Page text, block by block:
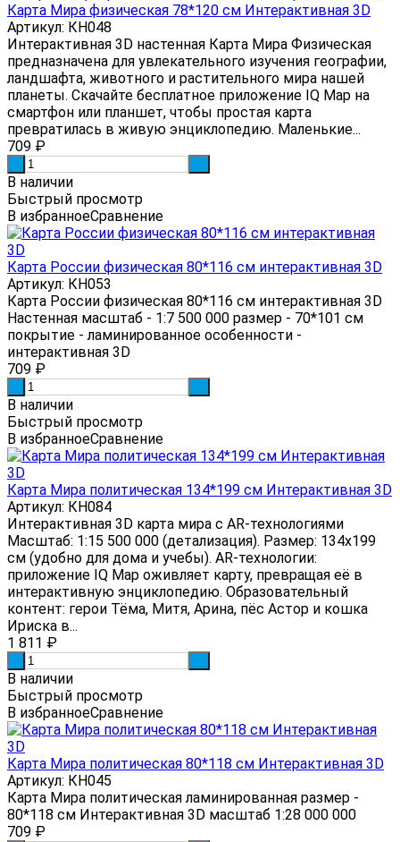
Карта Мира физическая 78*120 см Интерактивная 3D
Артикул: КН048
Интерактивная 3D настенная Карта Мира Физическая
предназначена для увлекательного изучения географии,
ландшафта, животного и растительного мира нашей
планеты. Скачайте бесплатное приложение IQ Map на
смартфон или планшет, чтобы простая карта
превратилась в живую энциклопедию. Маленькие...
709 ₽
В наличии
Быстрый просмотр
В избранноеСравнение
Карта России физическая 80*116 см интерактивная 3D
Артикул: КН053
Карта России физическая 80*116 см интерактивная 3D
Настенная масштаб - 1:7 500 000 размер - 70*101 см
покрытие - ламинированное особенности -
интерактивная 3D
709 ₽
В наличии
Быстрый просмотр
В избранноеСравнение
Карта Мира политическая 134*199 см Интерактивная 3D
Артикул: КН084
Интерактивная 3D карта мира с AR-технологиями
Масштаб: 1:15 500 000 (детализация). Размер: 134x199
см (удобно для дома и учебы). AR-технологии:
приложение IQ Map оживляет карту, превращая её в
интерактивную энциклопедию. Образовательный
контент: герои Тёма, Митя, Арина, пёс Астор и кошка
Ириска в...
1 811 ₽
В наличии
Быстрый просмотр
В избранноеСравнение
Карта Мира политическая 80*118 см Интерактивная 3D
Артикул: КН045
Карта Мира политическая ламинированная размер -
80*118 см Интерактивная 3D масштаб 1:28 000 000
709 ₽